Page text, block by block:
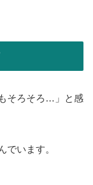
そろそろ…」と感
でいます。